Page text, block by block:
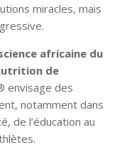
miracles, mais
africaine du
de
envisage des
notamment dans
de l’éducation au